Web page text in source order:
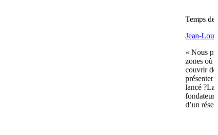
Temps de
Jean-
« Nous
zones où
couvrir de
présenter
lancé ?La
d’un